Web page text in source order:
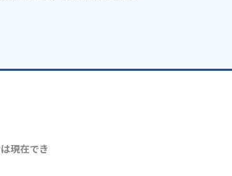
現在でき